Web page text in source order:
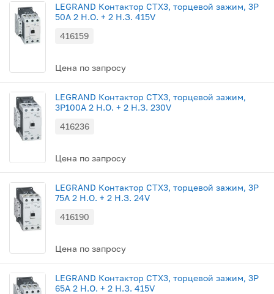
LEGRAND Контактор CTX3, торцевой зажим, 3P
50A 2 Н.О. + 2 Н.З. 415V
416159
Цена по запросу
LEGRAND Контактор CTX3, торцевой зажим,
3P100A 2 Н.О. + 2 Н.З. 230V
416236
Цена по запросу
LEGRAND Контактор CTX3, торцевой зажим, 3P
75A 2 Н.О. + 2 Н.З. 24V
416190
Цена по запросу
LEGRAND Контактор CTX3, торцевой зажим, 3P
65A 2 Н.О. + 2 Н.З. 415V